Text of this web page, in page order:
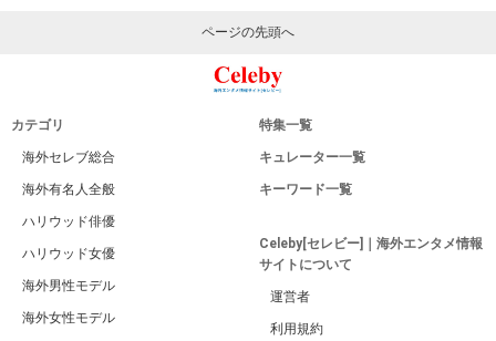
ページの先頭へ
カテゴリ
海外セレブ総合
海外有名人全般
ハリウッド俳優
ハリウッド女優
海外男性モデル
海外女性モデル
特集一覧
キュレーター一覧
キーワード一覧
Celeby[セレビー]｜海外エンタメ情報
サイトについて
運営者
利用規約